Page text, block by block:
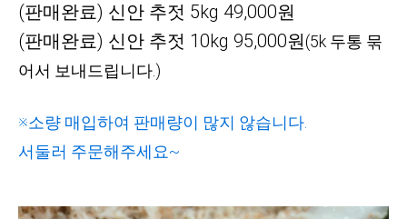
(판매완료) 신안 추젓 5kg 49,000원
(판매완료) 신안 추젓 10kg 95,000원(5k 두통 묶
어서 보내드립니다.)
※소량 매입하여 판매량이 많지 않습니다.
서둘러 주문해주세요~